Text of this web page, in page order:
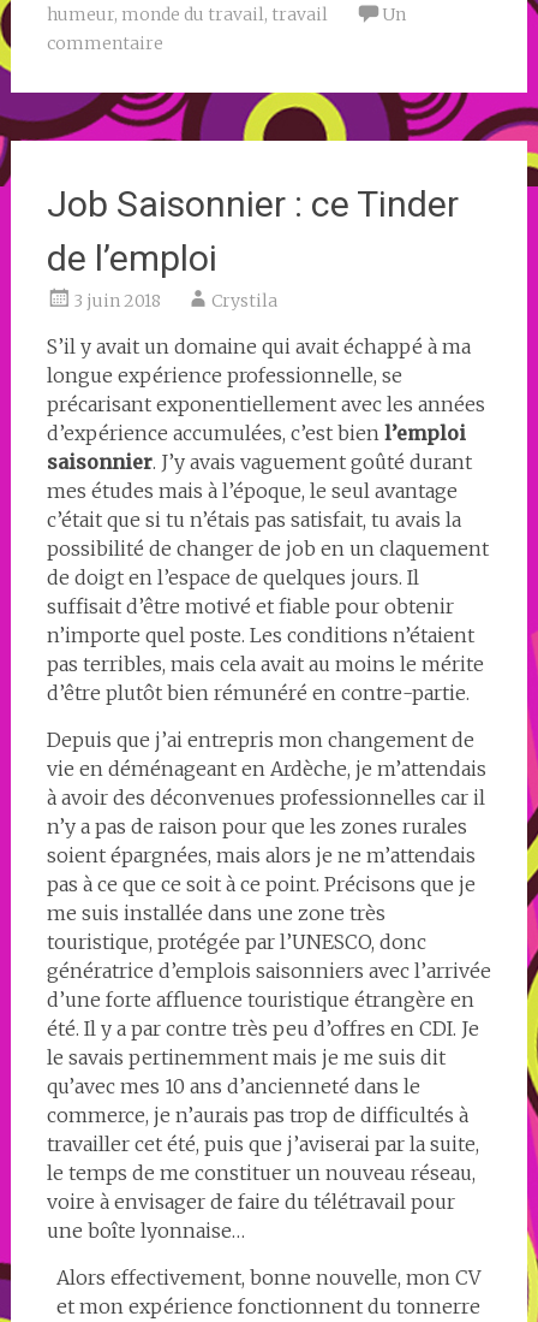
humeur, monde du travail, travail
Un
commentaire
Job Saisonnier : ce Tinder
de l’emploi
3 juin 2018 Crystila
S’il y avait un domaine qui avait échappé à ma
longue expérience professionnelle, se
précarisant exponentiellement avec les années
d’expérience accumulées, c’est bien l’emploi
saisonnier. J’y avais vaguement goûté durant
mes études mais à l’époque, le seul avantage
c’était que si tu n’étais pas satisfait, tu avais la
possibilité de changer de job en un claquement
de doigt en l’espace de quelques jours. Il
suffisait d’être motivé et fiable pour obtenir
n’importe quel poste. Les conditions n’étaient
pas terribles, mais cela avait au moins le mérite
d’être plutôt bien rémunéré en contre-partie.
Depuis que j’ai entrepris mon changement de
vie en déménageant en Ardèche, je m’attendais
à avoir des déconvenues professionnelles car il
n’y a pas de raison pour que les zones rurales
soient épargnées, mais alors je ne m’attendais
pas à ce que ce soit à ce point. Précisons que je
me suis installée dans une zone très
touristique, protégée par l’UNESCO, donc
génératrice d’emplois saisonniers avec l’arrivée
d’une forte affluence touristique étrangère en
été. Il y a par contre très peu d’offres en CDI. Je
le savais pertinemment mais je me suis dit
qu’avec mes 10 ans d’ancienneté dans le
commerce, je n’aurais pas trop de difficultés à
travailler cet été, puis que j’aviserai par la suite,
le temps de me constituer un nouveau réseau,
voire à envisager de faire du télétravail pour
une boîte lyonnaise…
Alors effectivement, bonne nouvelle, mon CV
et mon expérience fonctionnent du tonnerre